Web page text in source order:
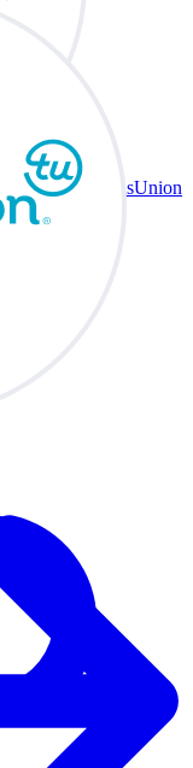
TransUnion